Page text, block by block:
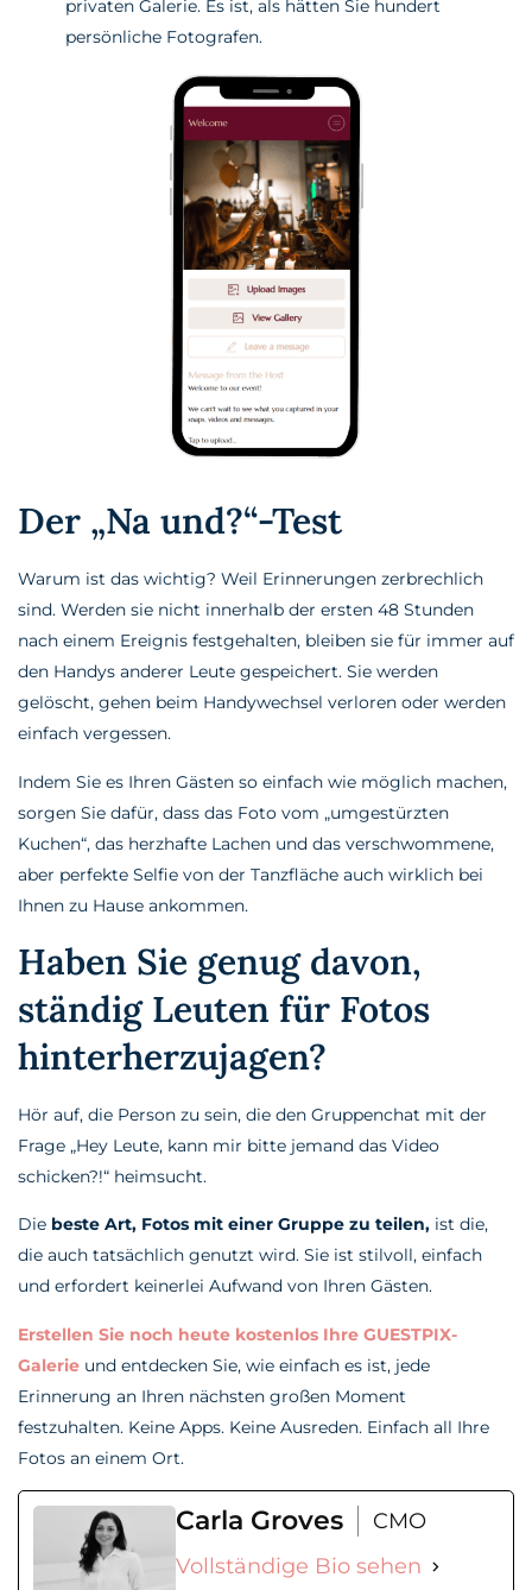
privaten Galerie. Es ist, als hätten Sie hundert
persönliche Fotografen.
Der „Na und?“-Test
Warum ist das wichtig? Weil Erinnerungen zerbrechlich
sind. Werden sie nicht innerhalb der ersten 48 Stunden
nach einem Ereignis festgehalten, bleiben sie für immer auf
den Handys anderer Leute gespeichert. Sie werden
gelöscht, gehen beim Handywechsel verloren oder werden
einfach vergessen.
Indem Sie es Ihren Gästen so einfach wie möglich machen,
sorgen Sie dafür, dass das Foto vom „umgestürzten
Kuchen“, das herzhafte Lachen und das verschwommene,
aber perfekte Selfie von der Tanzfläche auch wirklich bei
Ihnen zu Hause ankommen.
Haben Sie genug davon,
ständig Leuten für Fotos
hinterherzujagen?
Hör auf, die Person zu sein, die den Gruppenchat mit der
Frage „Hey Leute, kann mir bitte jemand das Video
schicken?!“ heimsucht.
Die beste Art, Fotos mit einer Gruppe zu teilen, ist die,
die auch tatsächlich genutzt wird. Sie ist stilvoll, einfach
und erfordert keinerlei Aufwand von Ihren Gästen.
Erstellen Sie noch heute kostenlos Ihre GUESTPIX-
Galerie und entdecken Sie, wie einfach es ist, jede
Erinnerung an Ihren nächsten großen Moment
festzuhalten. Keine Apps. Keine Ausreden. Einfach all Ihre
Fotos an einem Ort.
Carla Groves
CMO
Vollständige Bio sehen